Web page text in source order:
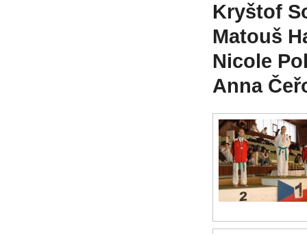
Kryštof
Matouš
Nicole
Anna